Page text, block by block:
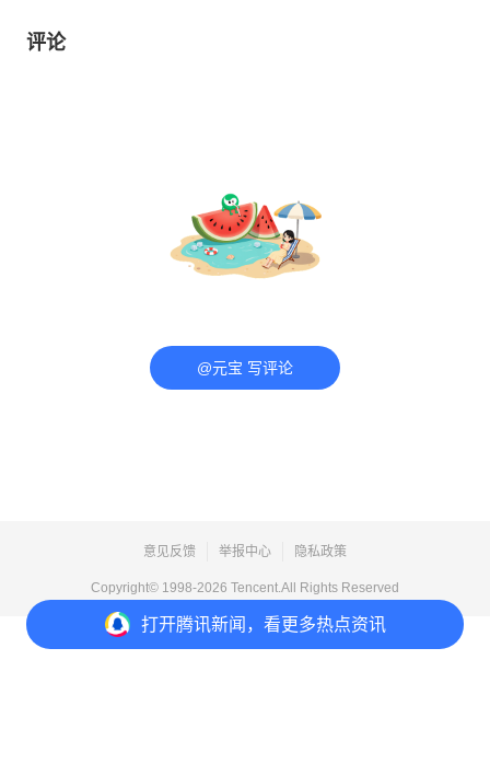
打开腾讯新闻，看更多热点资讯
评论
@元宝 写评论
意见反馈 举报中心 隐私政策
Copyright© 1998-2026 Tencent.All Rights Reserved